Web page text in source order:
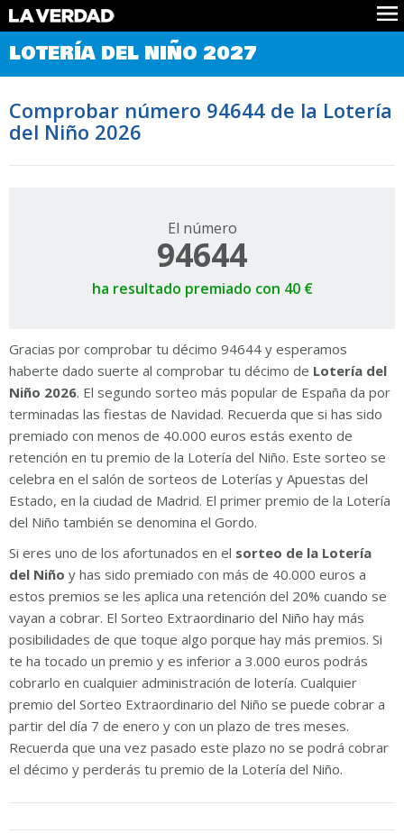
Comprobar Loteria del Niño
Premios
Noticias
Datos
Historia
LOTERÍA DEL NIÑO 2027
Comprobar número 94644 de la Lotería
del Niño 2026
El número
94644
ha resultado premiado con 40 €
Gracias por comprobar tu décimo 94644 y esperamos
haberte dado suerte al comprobar tu décimo de Lotería del
Niño 2026. El segundo sorteo más popular de España da por
terminadas las fiestas de Navidad. Recuerda que si has sido
premiado con menos de 40.000 euros estás exento de
retención en tu premio de la Lotería del Niño. Este sorteo se
celebra en el salón de sorteos de Loterías y Apuestas del
Estado, en la ciudad de Madrid. El primer premio de la Lotería
del Niño también se denomina el Gordo.
Si eres uno de los afortunados en el sorteo de la Lotería
del Niño y has sido premiado con más de 40.000 euros a
estos premios se les aplica una retención del 20% cuando se
vayan a cobrar. El Sorteo Extraordinario del Niño hay más
posibilidades de que toque algo porque hay más premios. Si
te ha tocado un premio y es inferior a 3.000 euros podrás
cobrarlo en cualquier administración de lotería. Cualquier
premio del Sorteo Extraordinario del Niño se puede cobrar a
partir del día 7 de enero y con un plazo de tres meses.
Recuerda que una vez pasado este plazo no se podrá cobrar
el décimo y perderás tu premio de la Lotería del Niño.